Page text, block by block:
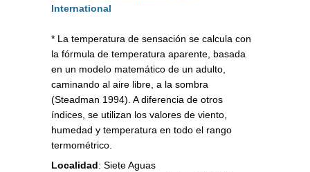
International
* La temperatura de sensación se calcula con
la fórmula de temperatura aparente, basada
en un modelo matemático de un adulto,
caminando al aire libre, a la sombra
(Steadman 1994). A diferencia de otros
índices, se utilizan los valores de viento,
humedad y temperatura en todo el rango
termométrico.
Localidad: Siete Aguas